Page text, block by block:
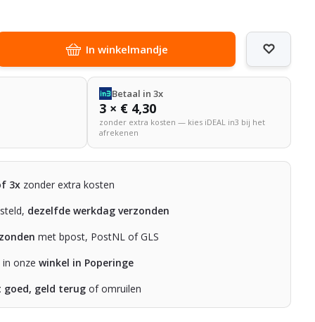
In winkelmandje
Betaal in 3x
3 × € 4,30
zonder extra kosten — kies iDEAL in3 bij het
afrekenen
3x zonder extra kosten
dezelfde werkdag verzonden
met bpost, PostNL of GLS
in onzewinkel in Poperinge
goed, geld terug of omruilen